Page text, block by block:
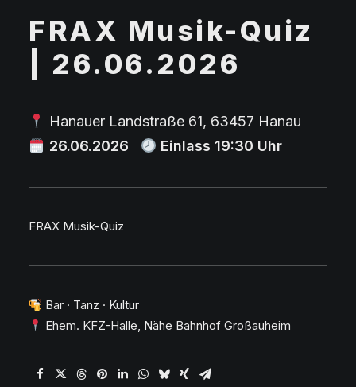
FRAX Musik-Quiz
| 26.06.2026
Hanauer Landstraße 61, 63457 Hanau
26.06.2026 Einlass 19:30 Uhr
FRAX Musik-Quiz
Bar · Tanz · Kultur
Ehem. KFZ-Halle, Nähe Bahnhof Großauheim